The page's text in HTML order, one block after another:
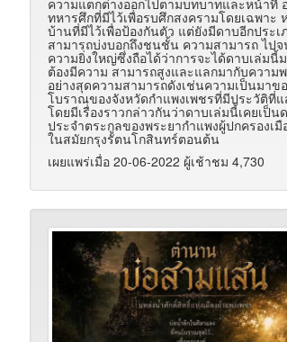
ความแตกต่างออกไปตามบทบาทและหน้าที่
ทหารศึกที่มีไว้เพื่อรบศึกสงครามโดยเฉพาะ
บ้านที่มีไว้เพื่อป้องกันตัว แต่ยังมีดาบอีกประเ
สามารถบ่งบอกถึงชนชั้น ความสามารถ ไปจ
ความยิ่งใหญ่ซึ่งถือได้ว่าการจะได้ดาบเล่มนี้
ต้องมีความ สามารถสูงและแลกมากับความ
อย่างสุดความสามารถดังเช่นความเป็นมาข
โบราณของจังหวัดกำแพงเพชรที่มีประวัติที่
โดยมีเรื่องราวกล่าวกันว่าดาบเล่มนี้เคยเป็น
ประจำตระกูลของพระยากำแพงผู้ปกครองเมื
ในสมัยกรุงรัตนโกสินทร์ตอนต้น
เผยแพร่เมื่อ 20-06-2022 ผู้เช้าชม 4,730